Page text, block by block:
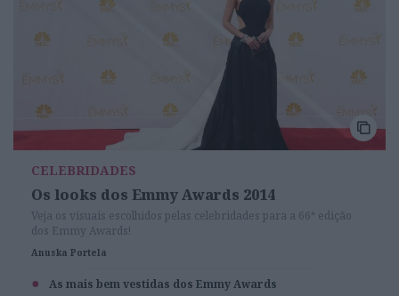
CELEBRIDADES
Os looks dos Emmy Awards 2014
Veja os visuais escolhidos pelas celebridades para a 66ª edição
dos Emmy Awards!
Anuska Portela
As mais bem vestidas dos Emmy Awards